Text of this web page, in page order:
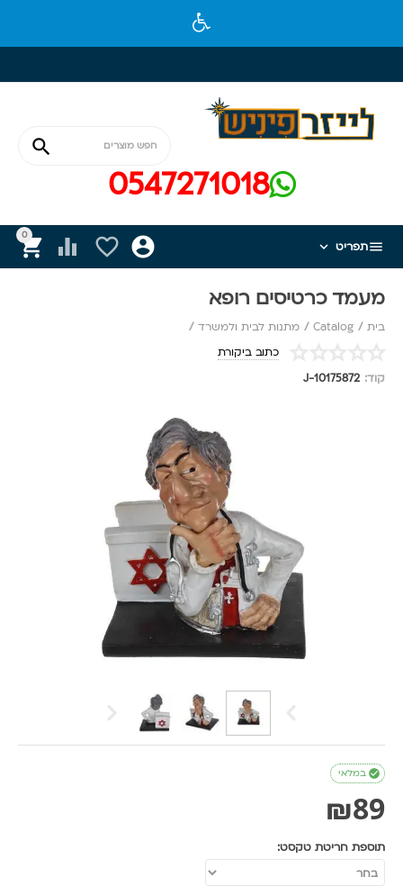
0547271018
0
 
 

תפריט 
מעמד כרטיסים רופא
בית /
Catalog
/ מתנות לבית ולמשרד /
כתוב ביקורת
קוד: J-10175872
במלאי 
₪89
תוספת חריטת טקסט: